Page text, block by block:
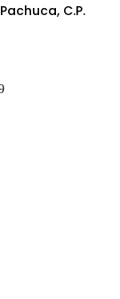
C.P.